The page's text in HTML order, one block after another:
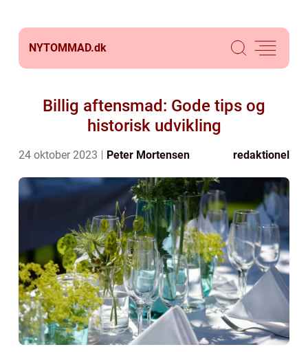
NYTOMMAD.dk
Billig aftensmad: Gode tips og
historisk udvikling
24 oktober 2023 Peter Mortensen redaktionel